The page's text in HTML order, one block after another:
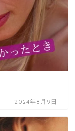
2024年8月9日